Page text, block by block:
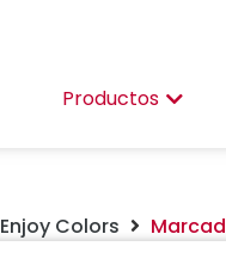
Productos
Enjoy Colors